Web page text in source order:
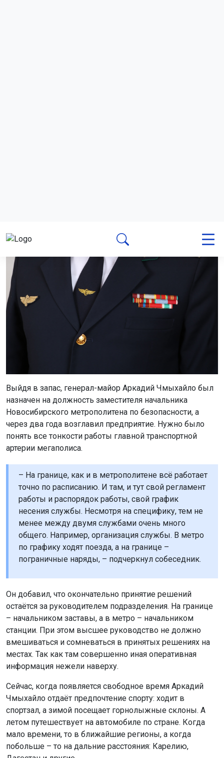
Выйдя в запас, генерал-майор Аркадий Чмыхайло был
назначен на должность заместителя начальника
артерии мегаполиса.
– На границе, как и в метрополитене всё работает
точно по расписанию. И там, и тут свой регламент
работы и распорядок работы, свой график
несения службы. Несмотря на специфику, тем не
менее между двумя службами очень много
общего. Например, организация службы. В метро
по графику ходят поезда, а на границе –
пограничные наряды, – подчеркнул собеседник.
Он добавил, что окончательно принятие решений
остаётся за руководителем подразделения. На границе
– начальником заставы, а в метро – начальником
местах. Так как там совершенно иная оперативная
информация нежели наверху.
Сейчас, когда появляется свободное время Аркадий
Чмыхайло отдаёт предпочтение спорту: ходит в
спортзал, а зимой посещает горнолыжные склоны. А
летом путешествует на автомобиле по стране. Когда
побольше – то на дальние расстояния: Карелию,
Дагестан и другие.
– Я стараюсь открывать и закрывать сезон на
горных лыжах. Уже был в Шерегеше, на Кавказе
– на Эльбрусе. Возможно, удастся покататься и на